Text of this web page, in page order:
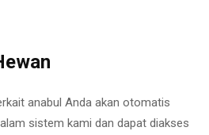
anabul Anda akan otomatis
sistem kami dan dapat diakses